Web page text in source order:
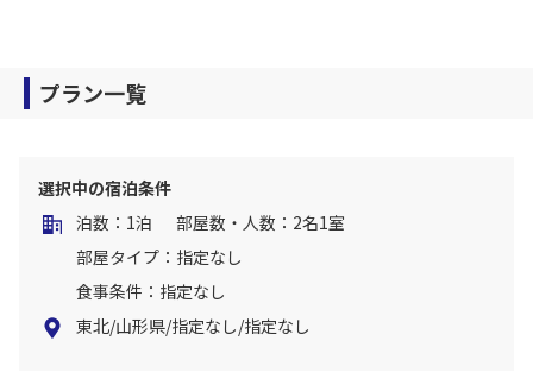
プラン一覧
選択中の宿泊条件
泊数：1泊
部屋数・人数：2名1室
部屋タイプ：指定なし
食事条件：指定なし
東北/山形県/指定なし/指定なし